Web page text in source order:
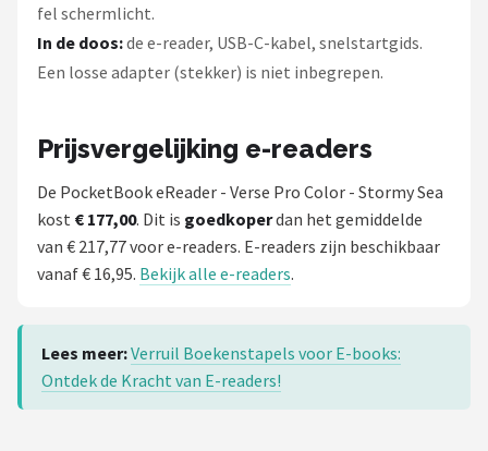
fel schermlicht.
In de doos:de e-reader, USB-C-kabel, snelstartgids.
Een losse adapter (stekker) is niet inbegrepen.
Prijsvergelijking e-readers
De PocketBook eReader - Verse Pro Color - Stormy Sea
kost € 177,00. Dit is goedkoperdan het gemiddelde
van € 217,77 voor e-readers. E-readers zijn beschikbaar
vanaf € 16,95. Bekijk alle e-readers.
Lees meer:Verruil Boekenstapels voor E-books:
Ontdek de Kracht van E-readers!